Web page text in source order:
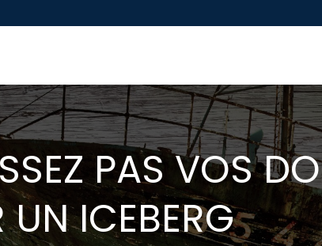
PAS VOS
UN ICEBERG